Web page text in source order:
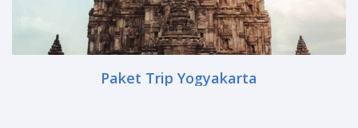
Paket Trip Yogyakarta